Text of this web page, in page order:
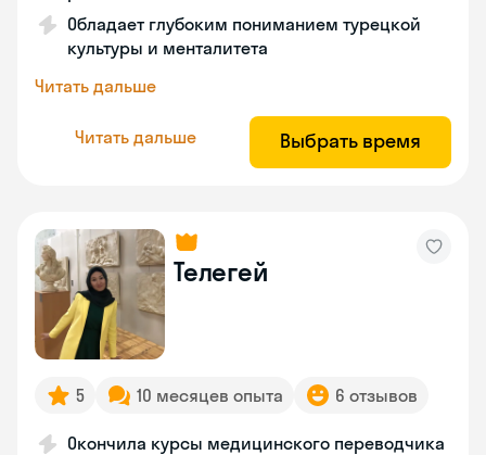
Обладает глубоким пониманием турецкой
культуры и менталитета
Читать дальше
Читать дальше Выбрать время
Телегей
5 10 месяцев опыта 6 отзывов
Окончила курсы медицинского переводчика